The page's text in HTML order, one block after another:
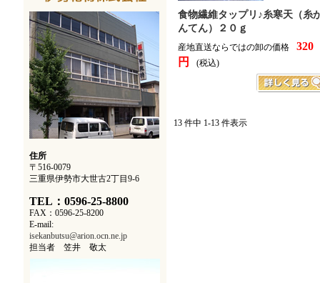
住所
〒516-0079
三重県伊勢市大世古2丁目9-6
TEL：0596-25-8800
FAX：0596-25-8200
E-mail:
isekanbutsu@arion.ocn.ne.jp
担当者 笠井 敬太
食物繊維タップリ♪糸寒天（糸
んてん）２０ｇ
産地直送ならではの卸の価格
320
円
(税込)
13 件中 1-13 件表示